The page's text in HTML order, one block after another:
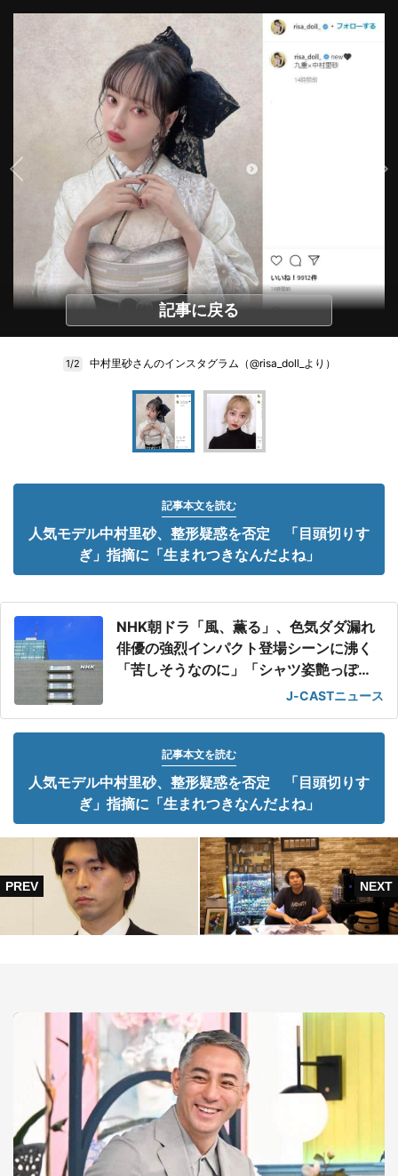
記事に戻る
1/2 中村里砂さんのインスタグラム（@risa_doll_より）
記事本文を読む
人気モデル中村里砂、整形疑惑を否定 「目頭切りす
ぎ」指摘に「生まれつきなんだよね」
NHK朝ドラ「風、薫る」、色気ダダ漏れ
俳優の強烈インパクト登場シーンに沸く
「苦しそうなのに」「シャツ姿艶っぽ
J-CASTニュース
記事本文を読む
人気モデル中村里砂、整形疑惑を否定 「目頭切りす
ぎ」指摘に「生まれつきなんだよね」